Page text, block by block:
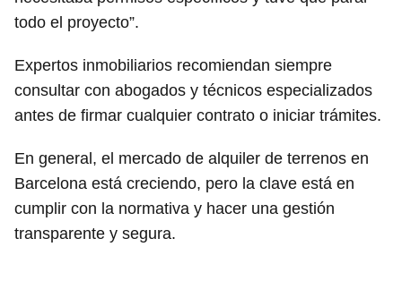
todo el proyecto”.
Expertos inmobiliarios recomiendan siempre
consultar con abogados y técnicos especializados
antes de firmar cualquier contrato o iniciar trámites.
En general, el mercado de alquiler de terrenos en
Barcelona está creciendo, pero la clave está en
cumplir con la normativa y hacer una gestión
transparente y segura.